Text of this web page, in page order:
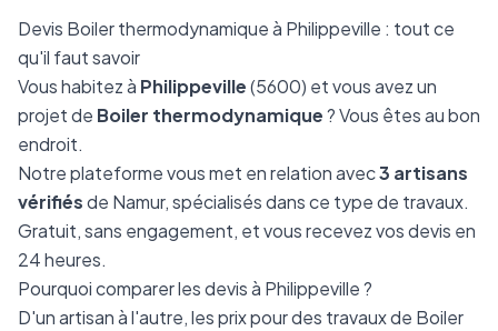
Devis Boiler thermodynamique à Philippeville : tout ce
qu'il faut savoir
Vous habitez à Philippeville(5600) et vous avez un
projet de Boiler thermodynamique? Vous êtes au bon
endroit.
Notre plateforme vous met en relation avec3 artisans
vérifiésde Namur, spécialisés dans ce type de travaux.
Gratuit, sans engagement, et vous recevez vos devis en
24 heures.
Pourquoi comparer les devis à Philippeville ?
D'un artisan à l'autre, les prix pour des travaux de Boiler